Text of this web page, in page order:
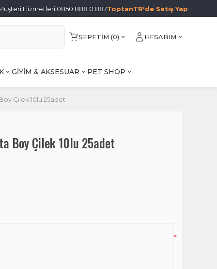
Hizmetleri 0850 888 0 887ToptanTR'de Satış Yap
SEPETIM (0) HESABIM
GİYİM & AKSESUAR PET SHOP
Çilek 10lu 25adet
Boy Çilek 10lu 25adet
*